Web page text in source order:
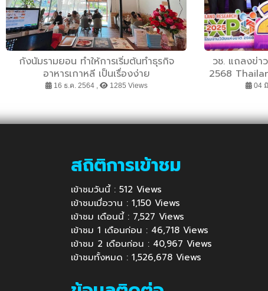
กังนัมรามยอน ทำให้การเริ่มต้นทำธุรกิจ
อาหารเกาหลี เป็นเรื่องง่าย
16 ธ.ค. 2564 , 1285 Views
วช. แถลงข่า
2568
2 ทศวรรษแ
04
สถิติการเข้าชม
เข้าชมวันนี้ : 512 Views
เข้าชมเมื่อวาน : 1,150 Views
เข้าชม เดือนนี้ : 7,527 Views
เข้าชม 1 เดือนก่อน : 46,718 Views
เข้าชม 2 เดือนก่อน : 40,967 Views
เข้าชมทั้งหมด : 1,526,678 Views